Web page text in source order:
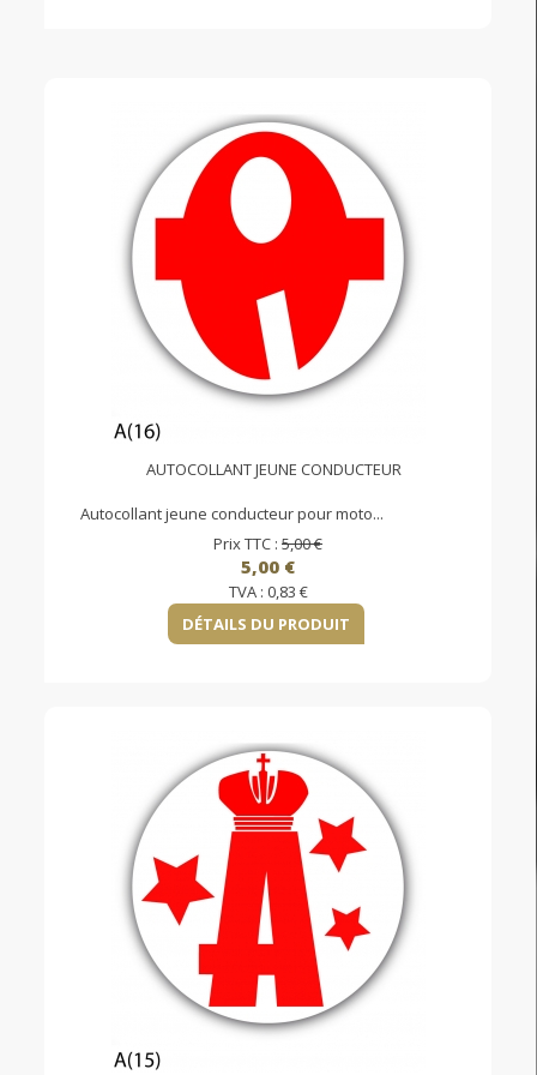
AUTOCOLLANT JEUNE CONDUCTEUR
Autocollant jeune conducteur pour moto...
Prix TTC : 5,00 €
5,00 €
TVA : 0,83 €
DÉTAILS DU PRODUIT